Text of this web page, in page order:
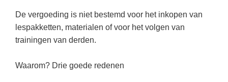
Verzorging
Beeldende Vorming
Biologie
Geld PO
Geld VO
De vergoeding is niet bestemd voor het inkopen van
lespakketten, materialen of voor het volgen van
trainingen van derden.
Waarom? Drie goede redenen